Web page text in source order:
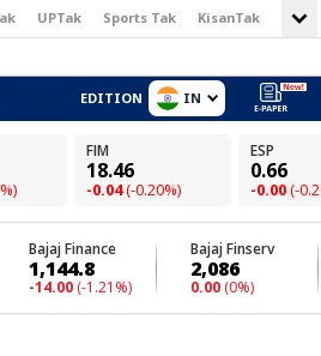
UPTak Sports Tak KisanTak
EDITION IN